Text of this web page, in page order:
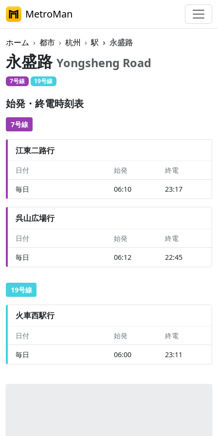
MetroMan
ホーム 都市 杭州 駅 永盛路
永盛路 Yongsheng Road
7号線 19号線
始発・終電時刻表
7号線
江東二路行
日付 始発 終電
毎日 06:10 23:17
呉山広場行
日付 始発 終電
毎日 06:12 22:45
19号線
火車西駅行
日付 始発 終電
毎日 06:00 23:11